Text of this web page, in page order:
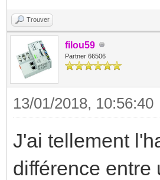
Trouver
filou59
Partner 66506
13/01/2018, 10:56:40
J'ai tellement
différence entre